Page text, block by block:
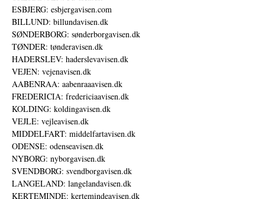
ESBJERG: esbjergavisen.com
BILLUND: billundavisen.dk
SØNDERBORG: sønderborgavisen.dk
TØNDER: tønderavisen.dk
HADERSLEV: haderslevavisen.dk
VEJEN: vejenavisen.dk
AABENRAA: aabenraaavisen.dk
FREDERICIA: fredericiaavisen.dk
KOLDING: koldingavisen.dk
VEJLE: vejleavisen.dk
MIDDELFART: middelfartavisen.dk
ODENSE: odenseavisen.dk
NYBORG: nyborgavisen.dk
SVENDBORG: svendborgavisen.dk
LANGELAND: langelandavisen.dk
KERTEMINDE: kertemindeavisen.dk